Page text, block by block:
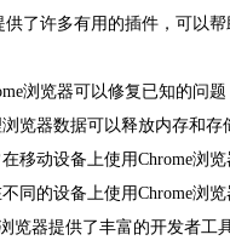
供了许多有用的插件，可以
浏览器可以修复已知的问
览器数据可以释放内存和
移动设备上使用Chrome浏
同的设备上使用Chrome浏
览器提供了丰富的开发者